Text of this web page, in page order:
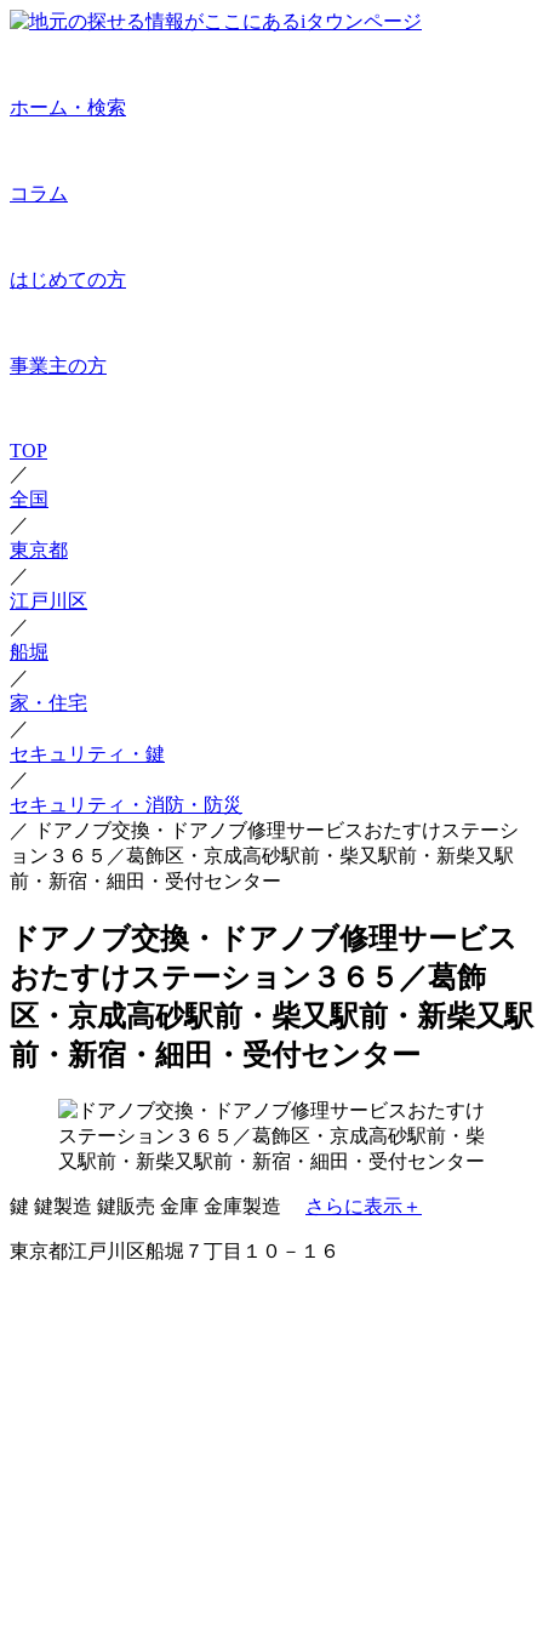
ホーム・検索
コラム
はじめての方
事業主の方
TOP
／
全国
／
東京都
／
江戸川区
／
船堀
／
家・住宅
／
セキュリティ・鍵
／
セキュリティ・消防・防災
／
ドアノブ交換・ドアノブ修理サービスおたすけステーシ
ョン３６５／葛飾区・京成高砂駅前・柴又駅前・新柴又駅
前・新宿・細田・受付センター
ドアノブ交換・ドアノブ修理サービス
おたすけステーション３６５／葛飾
区・京成高砂駅前・柴又駅前・新柴又駅
前・新宿・細田・受付センター
鍵 鍵製造 鍵販売 金庫 金庫製造 さらに表示＋
東京都江戸川区船堀７丁目１０－１６